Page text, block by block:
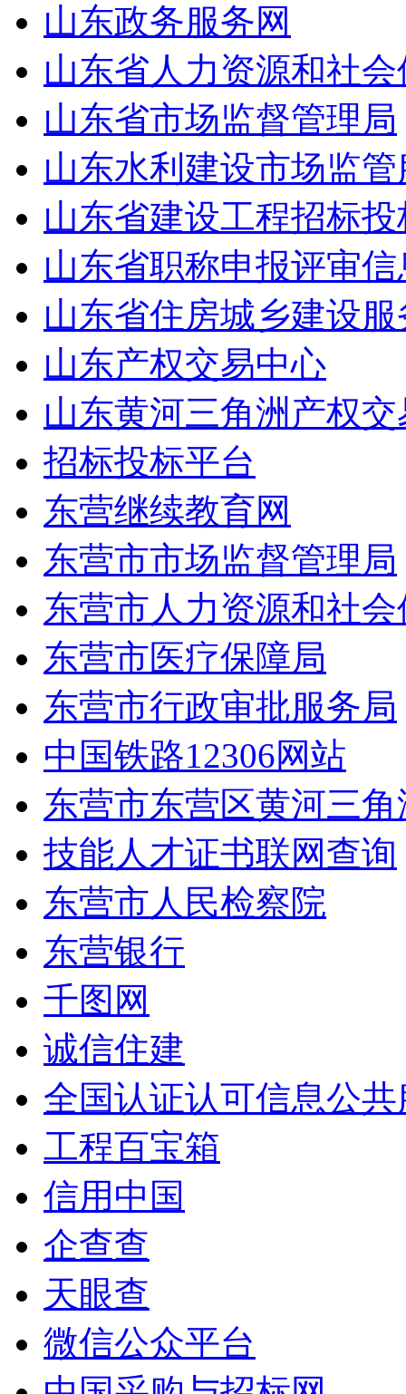
山东政务服务网
山东省人力资源和社
山东省市场监督管理局
山东水利建设市场监
山东省建设工程招标
山东省职称申报评审
山东省住房城乡建设
山东产权交易中心
山东黄河三角洲产权
招标投标平台
东营继续教育网
东营市市场监督管理局
东营市人力资源和社
东营市医疗保障局
东营市行政审批服务局
中国铁路12306网站
东营市东营区黄河三
技能人才证书联网查询
东营市人民检察院
东营银行
千图网
诚信住建
全国认证认可信息公
工程百宝箱
信用中国
企查查
天眼查
微信公众平台